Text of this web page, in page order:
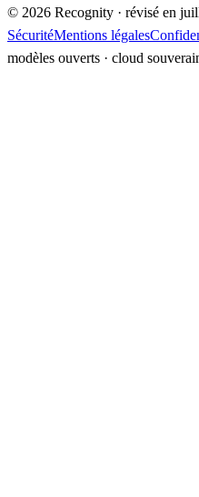
© 2026 Recognity · révisé en
SécuritéMentions légales
modèles ouverts · cloud